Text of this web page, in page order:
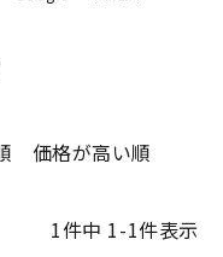
価格が高い順
1件中 1-1件表示